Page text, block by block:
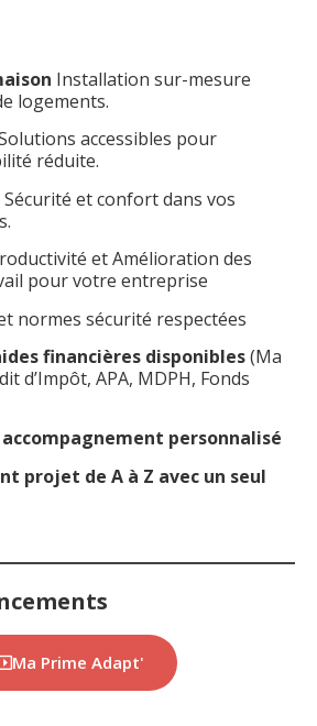
Installation sur-mesure
logements.
accessibles pour
réduite.
Sécurité et confort dans vos
et Amélioration des
pour votre entreprise
normes sécurité respectées
financières disponibles(Ma
d’Impôt, APA, MDPH, Fonds
personnalisé
projet de A à Z avec un seul
Ma Prime Adapt'